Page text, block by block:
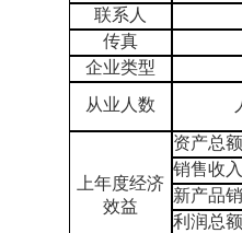
联系人
传真
企业类型
从业人数
上年度经济
效益
资产总
销售收
新产品
利润总